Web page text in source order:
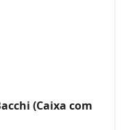
(Caixa com